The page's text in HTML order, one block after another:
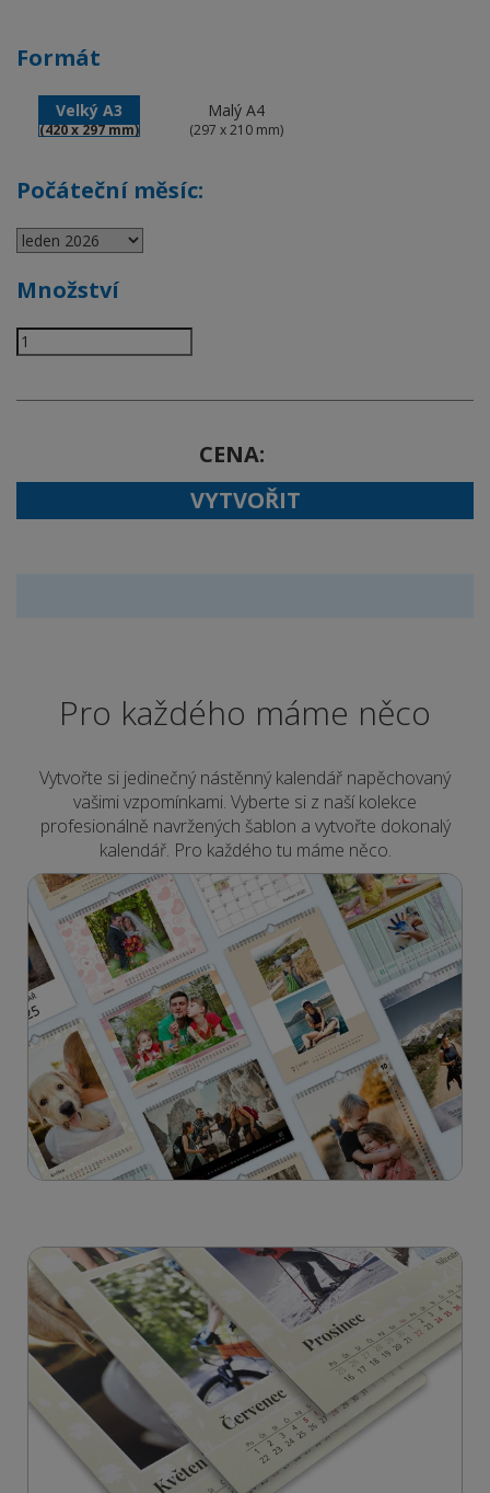
Formát
Velký A3
(420 x 297 mm)
Malý A4
(297 x 210 mm)
Počáteční měsíc:
Množství
CENA
VYTVOŘIT
Pro každého máme něco
Vytvořte si jedinečný nástěnný kalendář napěchovaný
vašimi vzpomínkami. Vyberte si z naší kolekce
profesionálně navržených šablon a vytvořte dokonalý
kalendář. Pro každého tu máme něco.